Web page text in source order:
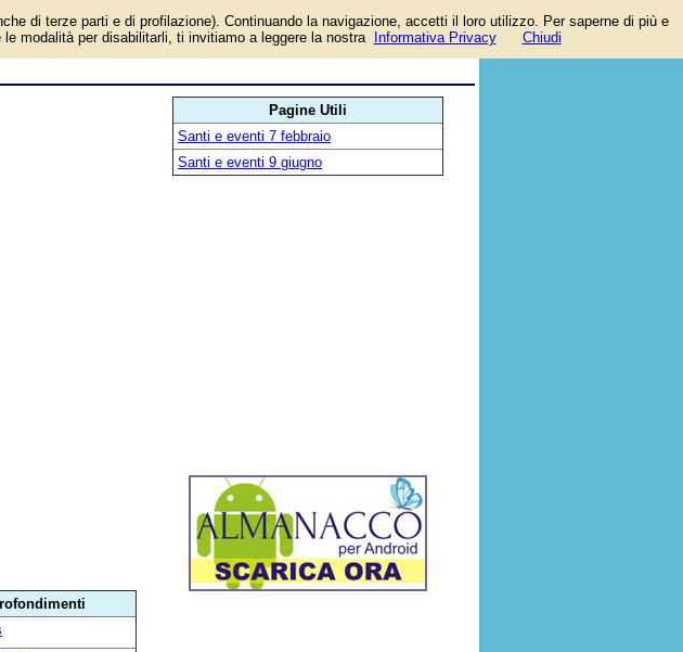
Dickens, scrittore,
Pagine Utili
Santi e eventi 7 febbraio
Santi e eventi 9 giugno
di terze parti e di profilazione). Continuando la navigazione, accetti il loro utilizzo. Per saperne di più e
le modalità per disabilitarli, ti invitiamo a leggere la nostra
Informativa Privacy Chiudi